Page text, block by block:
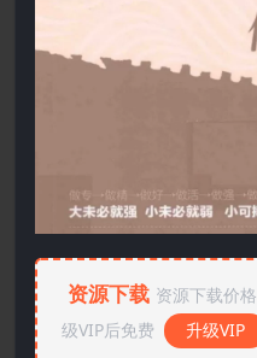
资源下载 资源下载价格
级VIP后免费
升级VIP